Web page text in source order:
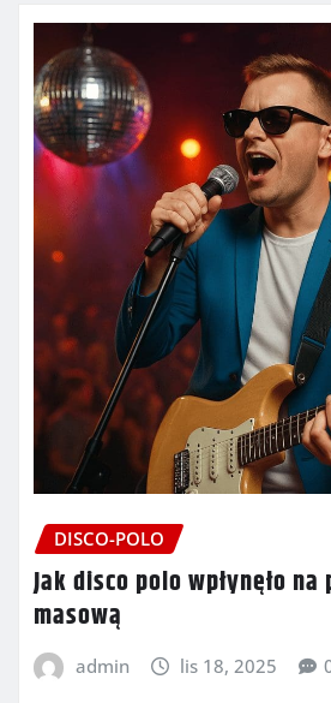
DISCO-POLO
Jak disco polo wpłynęło
masową
admin lis 18, 2025